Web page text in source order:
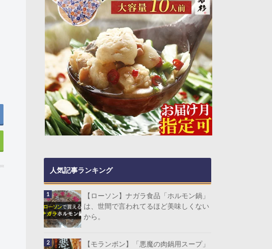
人気記事ランキング
【ローソン】ナガラ食品「ホルモン鍋」
は、世間で言われてるほど美味しくない
から。
【モランボン】「悪魔の肉鍋用スープ」